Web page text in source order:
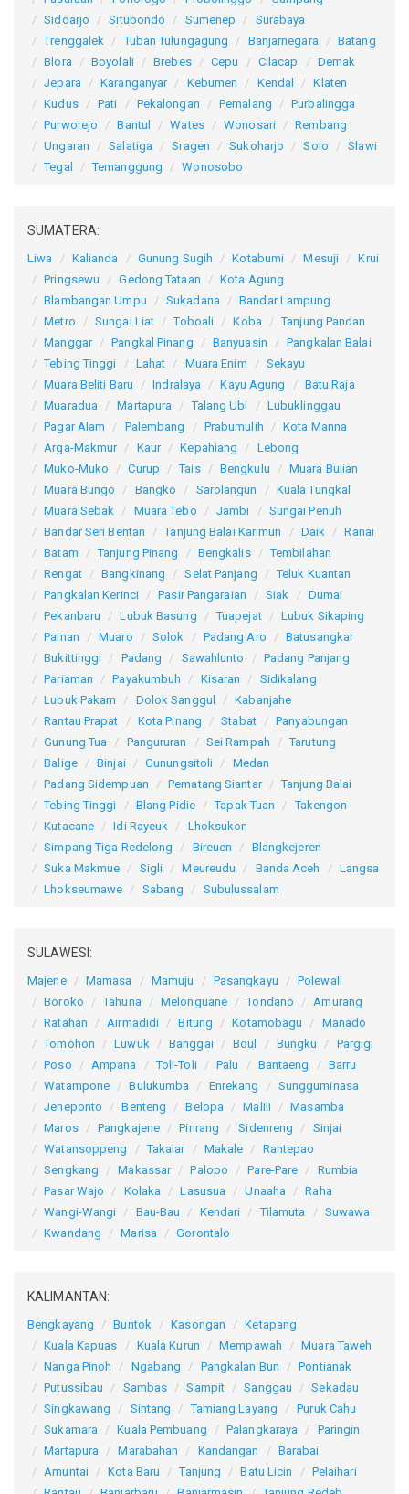
Sidoarjo
Situbondo Sumenep
Surabaya
Trenggalek
Tuban Tulungagung Banjarnegara
Batang
Blora
Boyolali Brebes Cepu Cilacap
Demak
Jepara
Karanganyar Kebumen Kendal
Klaten
Kudus
Pati Pekalongan Pemalang
Purbalingga
Purworejo
Bantul Wates Wonosari
Rembang
Ungaran
Salatiga Sragen Sukoharjo Solo
Slawi
Tegal
Temanggung Wonosobo
SUMATERA:
Liwa Kalianda Gunung Sugih Kotabumi Mesuji
Krui
Pringsewu
Gedong Tataan
Kota Agung
Blambangan Umpu
Sukadana
Bandar Lampung
Metro
Sungai Liat Toboali Koba
Tanjung Pandan
Manggar
Pangkal Pinang Banyuasin
Pangkalan Balai
Tebing Tinggi
Lahat Muara Enim
Sekayu
Muara Beliti Baru
Indralaya Kayu Agung
Batu Raja
Muaradua
Martapura Talang Ubi
Lubuklinggau
Pagar Alam
Palembang Prabumulih
Kota Manna
Arga-Makmur
Kaur Kepahiang
Lebong
Muko-Muko
Curup Tais Bengkulu
Muara Bulian
Muara Bungo
Bangko Sarolangun
Kuala Tungkal
Muara Sebak
Muara Tebo Jambi
Sungai Penuh
Bandar Seri Bentan
Tanjung Balai Karimun Daik
Ranai
Batam
Tanjung Pinang Bengkalis
Tembilahan
Rengat
Bangkinang Selat Panjang
Teluk Kuantan
Pangkalan Kerinci
Pasir Pangaraian Siak
Dumai
Pekanbaru
Lubuk Basung Tuapejat
Lubuk Sikaping
Painan
Muaro Solok Padang Aro
Batusangkar
Bukittinggi
Padang Sawahlunto
Padang Panjang
Pariaman
Payakumbuh Kisaran
Sidikalang
Lubuk Pakam
Dolok Sanggul
Kabanjahe
Rantau Prapat
Kota Pinang Stabat
Panyabungan
Gunung Tua
Pangururan Sei Rampah
Tarutung
Balige
Binjai Gunungsitoli
Medan
Padang Sidempuan
Pematang Siantar
Tanjung Balai
Tebing Tinggi
Blang Pidie Tapak Tuan
Takengon
Kutacane
Idi Rayeuk
Lhoksukon
Simpang Tiga Redelong
Bireuen
Blangkejeren
Suka Makmue
Sigli Meureudu Banda Aceh
Langsa
Lhokseumawe
Sabang Subulussalam
SULAWESI:
Majene Mamasa Mamuju Pasangkayu
Polewali
Boroko
Tahuna Melonguane Tondano
Amurang
Ratahan
Airmadidi Bitung Kotamobagu
Manado
Tomohon
Luwuk Banggai Boul Bungku
Pargigi
Poso
Ampana Toli-Toli Palu Bantaeng
Barru
Watampone
Bulukumba Enrekang
Sungguminasa
Jeneponto
Benteng Belopa Malili
Masamba
Maros
Pangkajene Pinrang Sidenreng
Sinjai
Watansoppeng
Takalar Makale
Rantepao
Sengkang
Makassar Palopo Pare-Pare
Rumbia
Pasar Wajo
Kolaka Lasusua Unaaha
Raha
Wangi-Wangi
Bau-Bau Kendari Tilamuta
Suwawa
Kwandang
Marisa Gorontalo
KALIMANTAN:
Bengkayang Buntok Kasongan
Ketapang
Kuala Kapuas
Kuala Kurun Mempawah
Muara Taweh
Nanga Pinoh
Ngabang Pangkalan Bun
Pontianak
Putussibau
Sambas Sampit Sanggau
Sekadau
Singkawang
Sintang Tamiang Layang
Puruk Cahu
Sukamara
Kuala Pembuang Palangkaraya
Paringin
Martapura
Marabahan Kandangan
Barabai
Amuntai
Kota Baru Tanjung Batu Licin
Pelaihari